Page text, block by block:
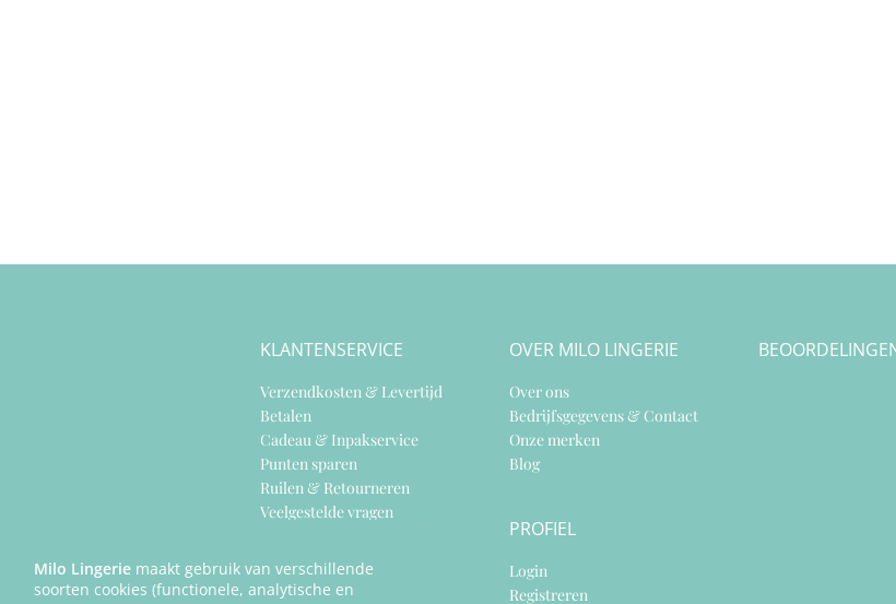
Milo Lingerie maakt gebruik van verschillende
soorten cookies (functionele, analytische en
KLANTENSERVICE
Verzendkosten & Levertijd
Betalen
Cadeau & Inpakservice
Punten sparen
Ruilen & Retourneren
Veelgestelde vragen
Cookiebeleid
Privacy Policy
OVER MILO LINGERIE
Over ons
Bedrijfsgegevens & Contact
Onze merken
Blog
PROFIEL
Login
Registreren